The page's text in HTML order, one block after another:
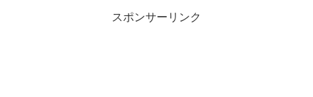
スポンサーリンク